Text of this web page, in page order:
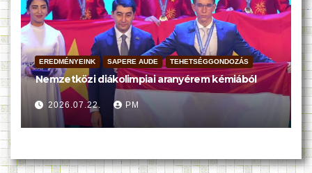
EREDMÉNYEINK SAPERE AUDE TEHETSÉGGONDOZÁS
Nemzetközi diákolimpiai aranyérem kémiából
2026.07.22. PM